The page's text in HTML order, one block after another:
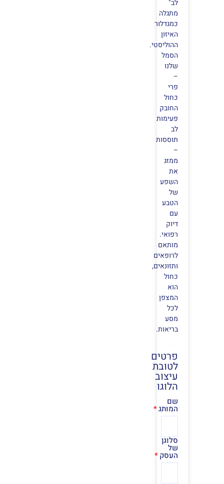
לב"
מתגלה
כמגדלור
האיזון
ההוליסטי.
הסמל
שלנו
–
פרי
כחול
החובק
פעימות
לב
תוססות
–
ממזג
את
השפע
של
הטבע
עם
דיוק
רפואי.
מותאם
לרופאים
ותזונאים,
כחול
הוא
המצפן
לכל
מסע
בריאות.
פרטים
לטובת
עיצוב
הלוגו
שם
המותג
סלוגן
של
העסק